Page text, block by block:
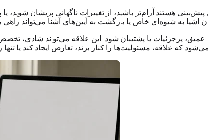
هستند آرام‌تر باشید، از تغییرات ناگهانی پریشان شوید،
پرجزئیات یا پشتیبان شود. این علاقه می‌تواند شادی،